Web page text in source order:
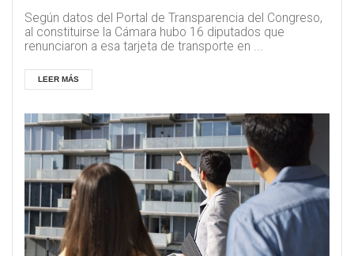
Según datos del Portal de Transparencia del Congreso,
al constituirse la Cámara hubo 16 diputados que
renunciaron a esa tarjeta de transporte en ...
LEER MÁS